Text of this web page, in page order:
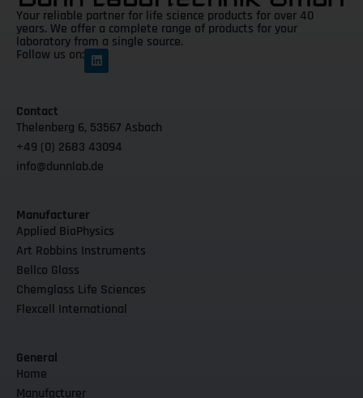
Your reliable partner for life science products for over 40
years. We offer a complete range of products for your
laboratory from a single source.
Follow us on:
Contact
Thelenberg 6, 53567 Asbach
+49 (0) 2683 43094
info@dunnlab.de
Manufacturer
Applied BioPhysics
Art Robbins Instruments
Bellco Glass
Chemglass Life Sciences
Flexcell International
General
Home
Manufacturer